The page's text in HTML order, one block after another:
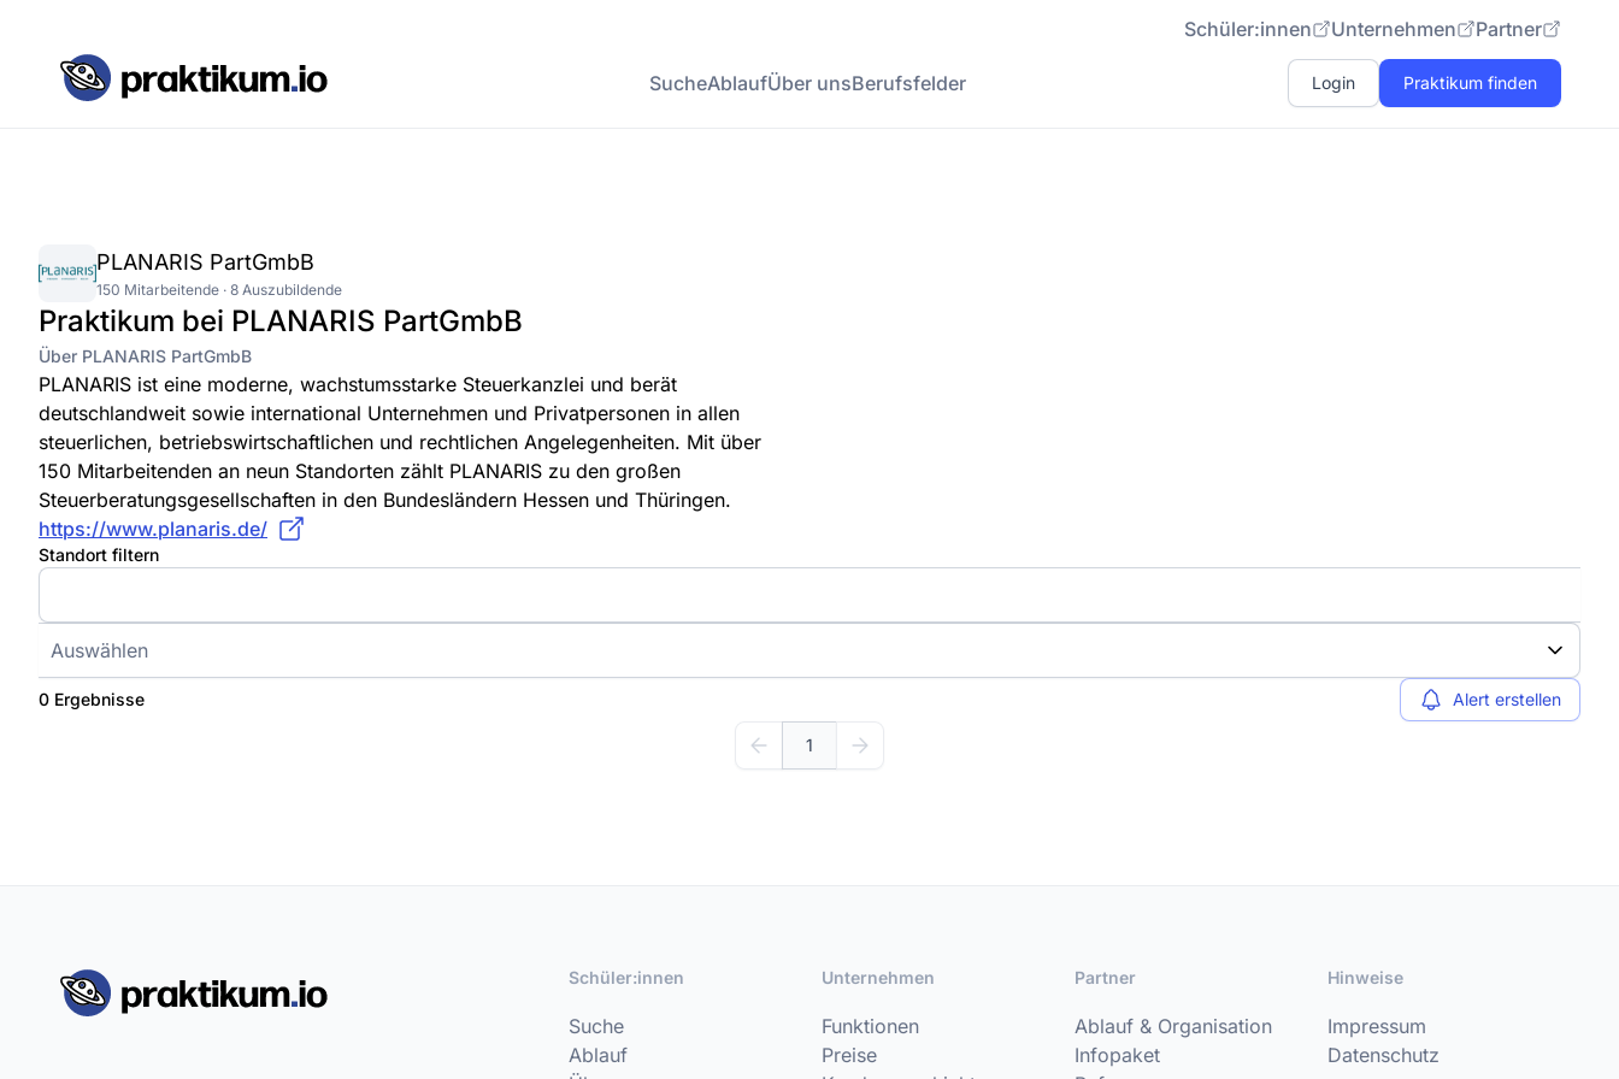
Schüler:innen Unternehmen Partner
SucheAblaufÜber unsBerufsfelder Login Praktikum finden
PLANARIS PartGmbB
150 Mitarbeitende · 8 Auszubildende
Praktikum bei PLANARIS PartGmbB
Über PLANARIS PartGmbB
PLANARIS ist eine moderne, wachstumsstarke Steuerkanzlei und berät
deutschlandweit sowie international Unternehmen und Privatpersonen in allen
steuerlichen, betriebswirtschaftlichen und rechtlichen Angelegenheiten. Mit über
150 Mitarbeitenden an neun Standorten zählt PLANARIS zu den großen
Steuerberatungsgesellschaften in den Bundesländern Hessen und Thüringen.
https://www.planaris.de/
Standort filtern
Auswählen
0 Ergebnisse Alert erstellen
1
Schüler:innen
Suche
Ablauf
Unternehmen
Funktionen
Preise
Partner
Ablauf & Organisation
Infopaket
Hinweise
Impressum
Datenschutz